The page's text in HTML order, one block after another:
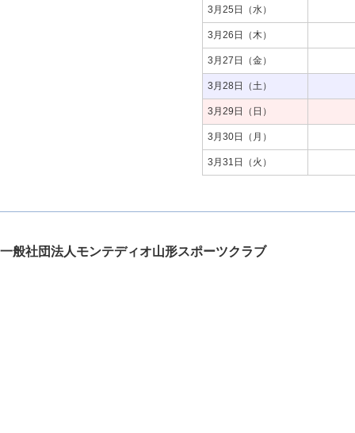
3月25日（水）
3月26日（木）
3月27日（金）
3月28日（土）
3月29日（日）
3月30日（月）
3月31日（火）
一般社団法人モンテディオ山形スポーツクラブ